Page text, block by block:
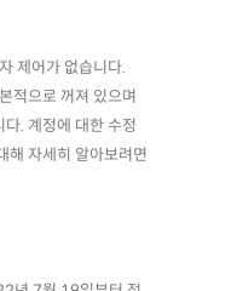
제어가 없습니다.
적으로 꺼져 있으며
. 계정에 대한 수정
해 자세히 알아보려면